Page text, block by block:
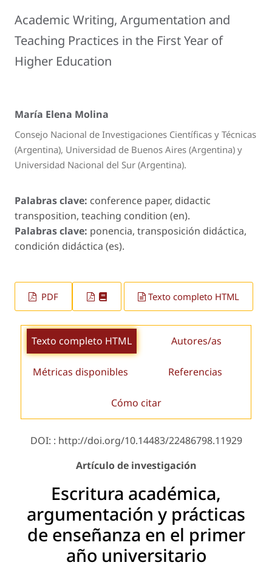
Academic Writing, Argumentation and
Teaching Practices in the First Year of
Higher Education
María Elena Molina
Consejo Nacional de Investigaciones Científicas y Técnicas
(Argentina), Universidad de Buenos Aires (Argentina) y
Universidad Nacional del Sur (Argentina).
Palabras clave: conference paper, didactic
transposition, teaching condition (en).
Palabras clave: ponencia, transposición didáctica,
condición didáctica (es).
PDF Texto completo HTML
Texto completo HTML Autores/as
Métricas disponibles Referencias
Cómo citar
DOI: : http://doi.org/10.14483/22486798.11929
Artículo de investigación
Escritura académica,
argumentación y prácticas
de enseñanza en el primer
año universitario